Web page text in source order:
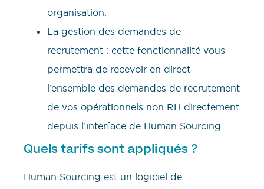
organisation.
La gestion des demandes de
recrutement : cette fonctionnalité vous
permettra de recevoir en direct
l’ensemble des demandes de recrutement
de vos opérationnels non RH directement
depuis l’interface de Human Sourcing.
Quels tarifs sont appliqués ?
Human Sourcing est un logiciel de